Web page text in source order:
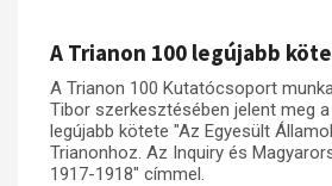
A Trianon 100 legújabb
A Trianon 100 Kutatócsoport
Tibor szerkesztésében jelent meg
legújabb kötete "Az Egyesült
Trianonhoz. Az Inquiry és
1917-1918" címmel.